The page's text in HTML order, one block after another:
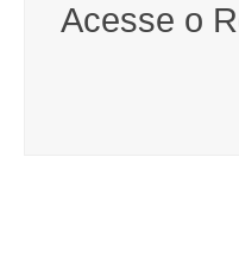
Acesse o